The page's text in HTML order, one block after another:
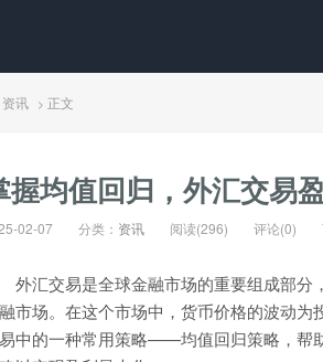
资讯 > 正文
握均值回归，外汇交易
02-07 分类： 资讯 阅读(296) 评论(0)
外汇交易是全球金融市场的重要组成部
市场。在这个市场中，货币价格的波动为
中的一种常用策略——均值回归策略，帮